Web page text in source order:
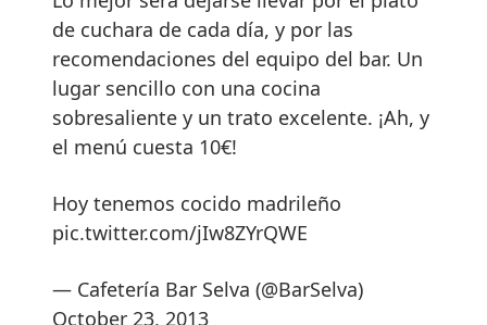
de cuchara de cada día, y por las
recomendaciones del equipo del bar. Un
lugar sencillo con una cocina
sobresaliente y un trato excelente. ¡Ah, y
el menú cuesta 10€!
Hoy tenemos cocido madrileño
pic.twitter.com/jIw8ZYrQWE
— Cafetería Bar Selva (@BarSelva)
October 23, 2013